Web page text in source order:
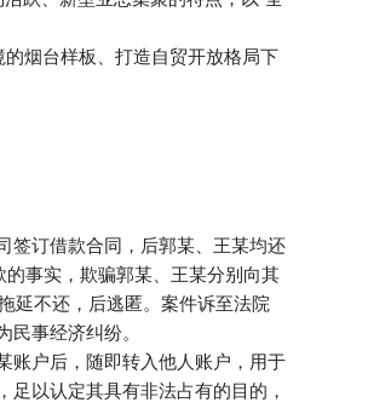
烟台样板、打造自贸开放格局下
签订借款合同，后郭某、王某均还
事实，欺骗郭某、王某分别向其
延不还，后逃匿。案件诉至法院
事经济纠纷。
账户后，随即转入他人账户，用于
以认定其具有非法占有的目的，